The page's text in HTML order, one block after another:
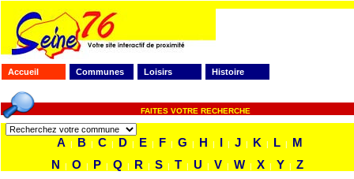
Accueil Communes Loisirs Histoire
FAITES VOTRE RECHERCHE
A | B | C | D | E | F | G | H | I | J | K | L |
M
N
| O | P | Q | R | S | T | U | V | W | X | Y | Z